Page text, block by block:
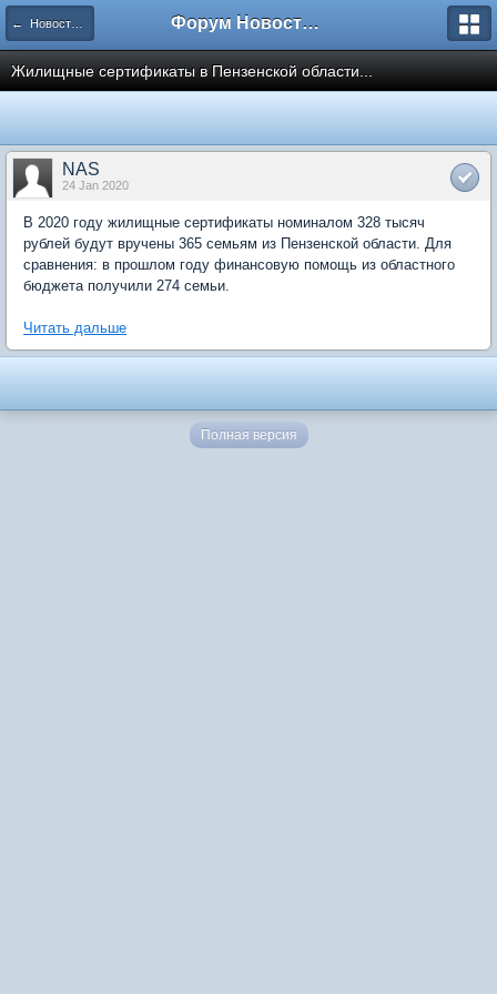
← Новости рынка недвижимости Форум Новостройки
Жилищные сертификаты в Пензенской области...
NAS
24 Jan 2020
В 2020 году жилищные сертификаты номиналом 328 тысяч
рублей будут вручены 365 семьям из Пензенской области. Для
сравнения: в прошлом году финансовую помощь из областного
бюджета получили 274 семьи.
Читать дальше
Полная версия